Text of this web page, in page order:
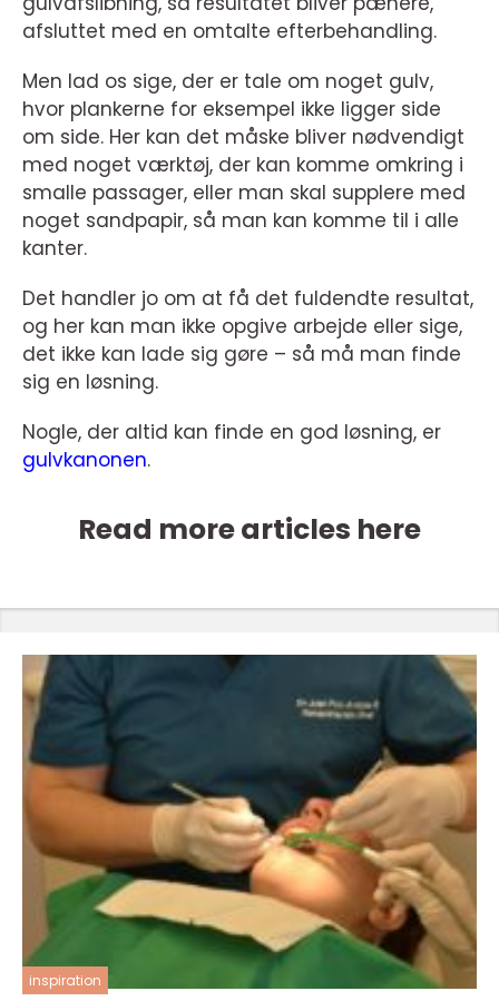
afsluttet med en omtalte efterbehandling.
Men lad os sige, der er tale om noget gulv,
hvor plankerne for eksempel ikke ligger side
om side. Her kan det måske bliver nødvendigt
med noget værktøj, der kan komme omkring i
smalle passager, eller man skal supplere med
noget sandpapir, så man kan komme til i alle
kanter.
Det handler jo om at få det fuldendte resultat,
og her kan man ikke opgive arbejde eller sige,
det ikke kan lade sig gøre – så må man finde
sig en løsning.
Nogle, der altid kan finde en god løsning, er
gulvkanonen.
Read more articles here
inspiration